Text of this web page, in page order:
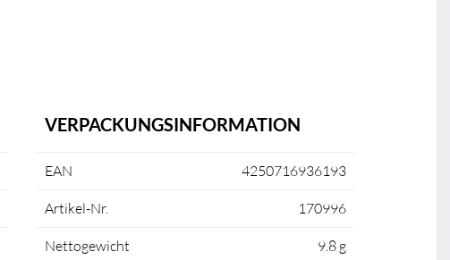
VERPACKUNGSINFORMATION
EAN 4250716936193
Artikel-Nr. 170996
Nettogewicht 9.8 g